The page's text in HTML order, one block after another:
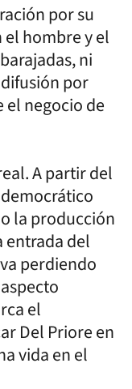
por su
hombre y el
ni
por
negocio de
A partir del
la producción
entrada del
perdiendo
el
Del Priore en
vida en el